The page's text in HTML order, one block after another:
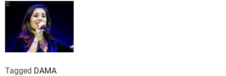
Tagged DAMA